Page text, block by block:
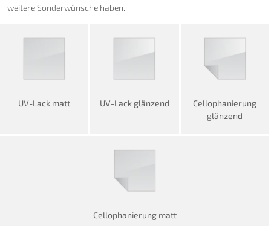
weitere Sonderwünsche haben.
UV-Lack matt UV-Lack glänzend
Cellophanierung
glänzend
Cellophanierung matt